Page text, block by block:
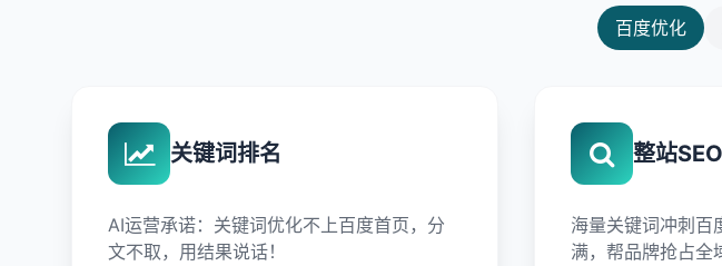
百度优化
关键词排名
AI运营承诺：关键词优化不上百度首页，分
文不取，用结果说话！
整站
海量关键词冲刺百
满，帮品牌抢占全